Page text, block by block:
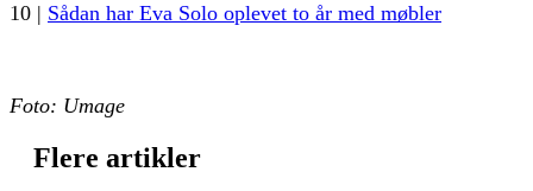
10 | Sådan har Eva Solo oplevet to år med møbler
Foto: Umage
Flere artikler